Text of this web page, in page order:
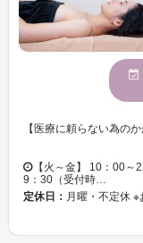
【火～金】 10：00
9：30（受付時…
定休日： 月曜・不定休